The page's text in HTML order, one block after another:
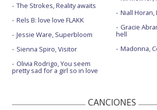
The Strokes, Reality awaits
Rels B: love love FLAKK
Jessie Ware, Superbloom
Sienna Spiro, Visitor
Olivia Rodrigo, You seem
pretty sad for a girl so in love
Niall
Gracie
hell
Madonna,
CANCIONES